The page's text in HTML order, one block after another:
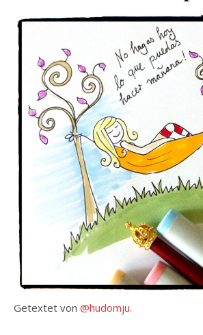
Getextet von @hudomju.